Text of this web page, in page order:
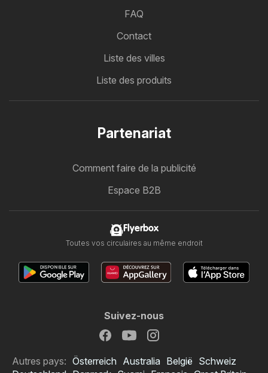
FAQ
Contact
Liste des villes
Liste des produits
Partenariat
Comment faire de la publicité
Espace B2B
Flyerbox
Toutes vos circulaires au même endroit
Suivez-nous
Autres pays: Österreich Australia België Schweiz